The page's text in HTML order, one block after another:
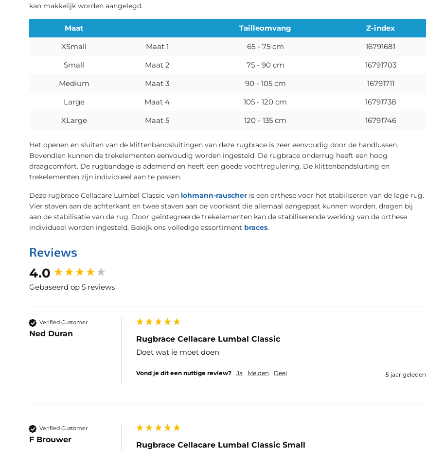
kan makkelijk worden aangelegd.
Maat Tailleomvang
Z-index
XSmall
Maat 1 65 - 75 cm
16791681
Small
Maat 2 75 - 90 cm
16791703
Medium
Maat 3 90 - 105 cm
16791711
Large
Maat 4 105 - 120 cm
16791738
XLarge
Maat 5 120 - 135 cm 16791746
Het openen en sluiten van de klittenbandsluitingen van deze rugbrace is zeer eenvoudig door de handlussen.
Bovendien kunnen de trekelementen eenvoudig worden ingesteld. De rugbrace onderrug heeft een hoog
draagcomfort. De rugbandage is ademend en heeft een goede vochtregulering. De klittenbandsluiting en
trekelementen zijn individueel aan te passen.
Deze rugbrace Cellacare Lumbal Classic van lohmann-rauscher is een orthese voor het stabiliseren van de lage rug.
Vier staven aan de achterkant en twee staven aan de voorkant die allemaal aangepast kunnen worden, dragen bij
aan de stabilisatie van de rug. Door geïntegreerde trekelementen kan de stabiliserende werking van de orthese
individueel worden ingesteld. Bekijk ons volledige assortiment braces.
Reviews
4.0
Gebaseerd op 5 reviews
Verified Customer
Ned Duran
Rugbrace Cellacare Lumbal Classic
Doet wat ie moet doen
Vond je dit een nuttige review? Ja Melden Deel 5 jaar geleden
Verified Customer
F Brouwer
Rugbrace Cellacare Lumbal Classic Small
New content loaded